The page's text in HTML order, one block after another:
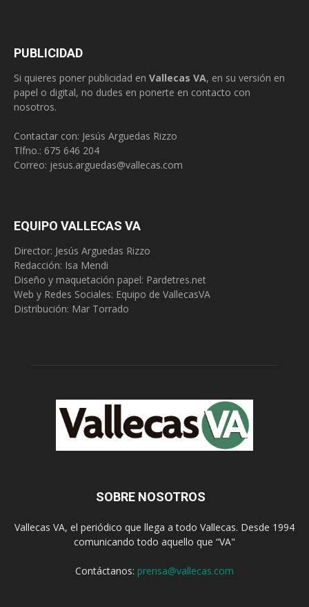
PUBLICIDAD
Si quieres poner publicidad en Vallecas VA, en su versión en
papel o digital, no dudes en ponerte en contacto con
nosotros.
Contactar con: Jesús Arguedas Rizzo
Tlfno.: 675 646 204
Correo: jesus.arguedas@vallecas.com
EQUIPO VALLECAS VA
Director: Jesús Arguedas Rizzo
Redacción: Isa Mendi
Diseño y maquetación papel: Pardetres.net
Web y Redes Sociales: Equipo de VallecasVA
Distribución: Mar Torrado
SOBRE NOSOTROS
Vallecas VA, el periódico que llega a todo Vallecas. Desde 1994
comunicando todo aquello que “VA"
Contáctanos: prensa@vallecas.com